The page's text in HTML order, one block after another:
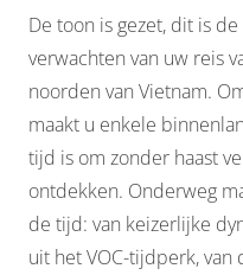
De toon is gezet, dit is
verwachten van uw reis
noorden van Vietnam.
maakt u enkele
tijd is om zonder haast
ontdekken. Onderweg
de tijd: van keizerlijke
uit het VOC-tijdperk, van